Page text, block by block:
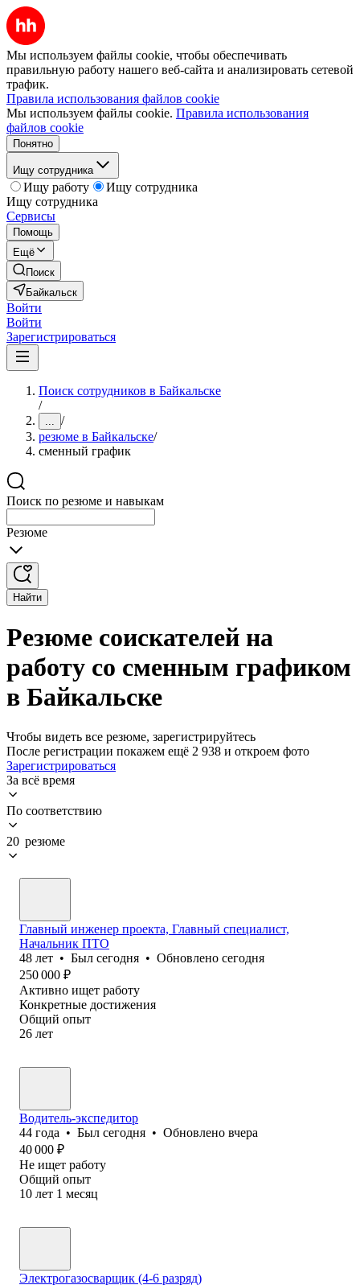
Мы используем файлы cookie, чтобы обеспечивать
правильную работу нашего веб-сайта и анализировать сетевой
трафик.
Правила использования файлов cookie
Мы используем файлы cookie. Правила использования
файлов cookie
Понятно
Ищу сотрудника
Ищу работу
Ищу сотрудника
Ищу сотрудника
Сервисы
Помощь
Ещё
Поиск
Байкальск
Войти
Войти
Зарегистрироваться
Поиск сотрудников в Байкальске
/
... /
резюме в Байкальске/
сменный график
Поиск по резюме и навыкам
Резюме
Найти
Резюме соискателей на
работу со сменным графиком
в Байкальске
Чтобы видеть все резюме, зарегистрируйтесь
После регистрации покажем ещё 2 938 и откроем фото
Зарегистрироваться
За всё время
По соответствию
20 резюме
Главный инженер проекта, Главный специалист,
Начальник ПТО
48 лет • Был сегодня • Обновлено сегодня
250 000 ₽
Активно ищет работу
Конкретные достижения
Общий опыт
26 лет
Водитель-экспедитор
44 года • Был сегодня • Обновлено вчера
40 000 ₽
Не ищет работу
Общий опыт
10 лет 1 месяц
Электрогазосварщик (4-6 разряд)